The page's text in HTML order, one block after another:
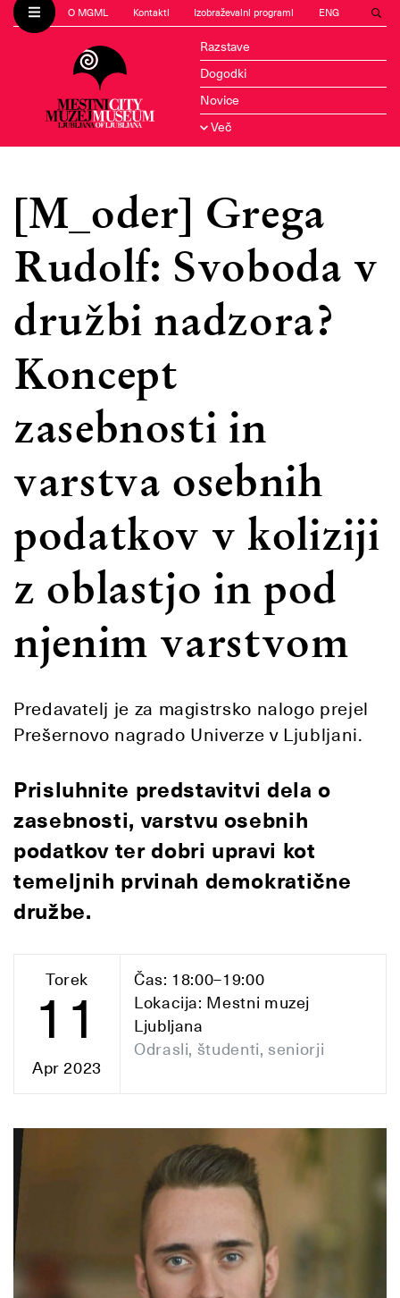
O MGML Kontakti Izobraževalni programi ENG
Razstave
Dogodki
Novice
Več
[M_oder] Grega
Rudolf: Svoboda v
družbi nadzora?
Koncept
zasebnosti in
varstva osebnih
podatkov v koliziji
z oblastjo in pod
njenim varstvom
Predavatelj je za magistrsko nalogo prejel
Prešernovo nagrado Univerze v Ljubljani.
Prisluhnite predstavitvi dela o
zasebnosti, varstvu osebnih
podatkov ter dobri upravi kot
temeljnih prvinah demokratične
družbe.
Torek
11
Apr 2023
Čas: 18:00–19:00
Lokacija: Mestni muzej
Ljubljana
Odrasli, študenti, seniorji